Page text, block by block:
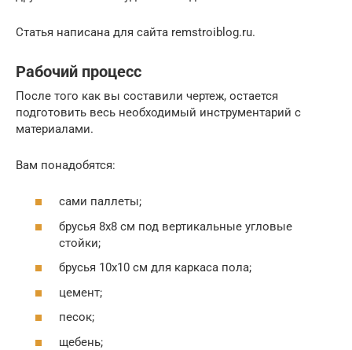
Статья написана для сайта remstroiblog.ru.
Рабочий процесс
После того как вы составили чертеж, остается
подготовить весь необходимый инструментарий с
материалами.
Вам понадобятся:
сами паллеты;
брусья 8х8 см под вертикальные угловые
стойки;
брусья 10х10 см для каркаса пола;
цемент;
песок;
щебень;